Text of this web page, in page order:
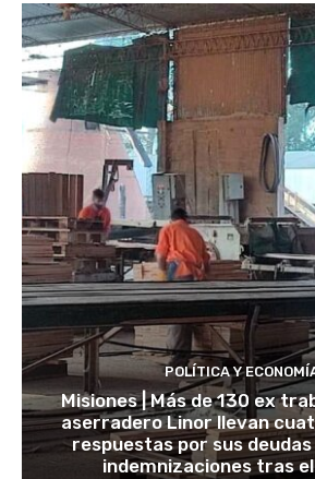
POLÍTICA Y
Misiones | Más de 130 ex
aserradero Linor llevan
respuestas por sus
indemnizaciones tras